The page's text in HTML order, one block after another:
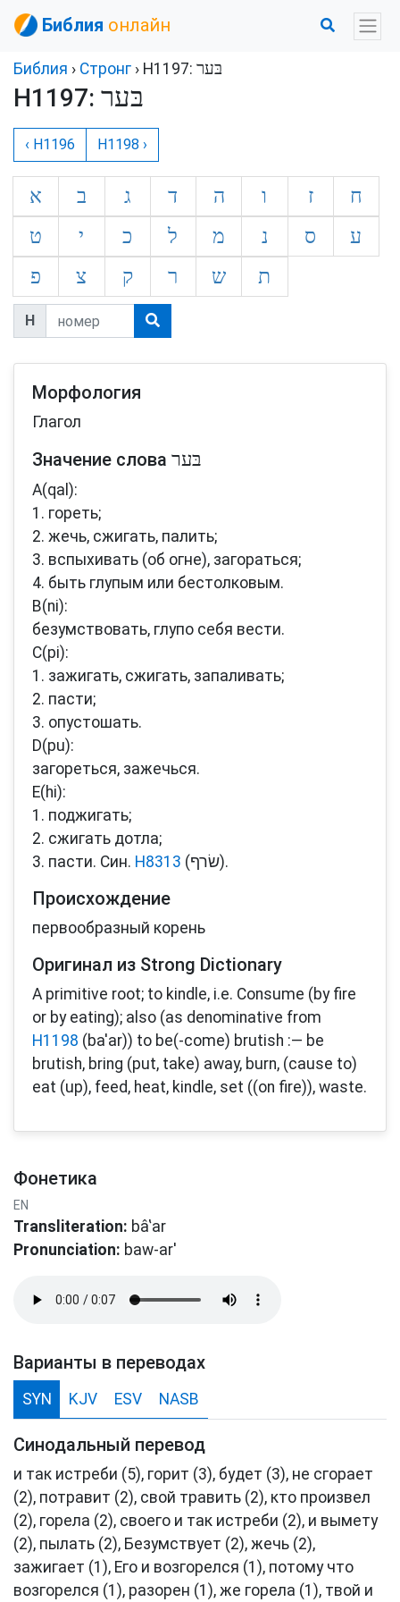
Библия онлайн
Библия › Стронг › H1197:
H1197:
‹ H1196 H1198 ›
א ב ג ד ה ו ז
ח
ט
י כ ל מ נ ס
ע
פ
צ ק ר ש ת
H
Морфология
Глагол
Значение слова
A(qal):
1. гореть;
2. жечь, сжигать, палить;
3. вспыхивать (об огне), загораться;
4. быть глупым или бестолковым.
B(ni):
безумствовать, глупо себя вести.
C(pi):
1. зажигать, сжигать, запаливать;
2. пасти;
3. опустошать.
D(pu):
загореться, зажечься.
E(hi):
1. поджигать;
2. сжигать дотла;
3. пасти. Син. H8313 (שׂרף‎).
Происхождение
первообразный корень
Оригинал из Strong Dictionary
A primitive root; to kindle, i.e. Consume (by fire
or by eating); also (as denominative from
H1198 (ba'ar)) to be(-come) brutish :— be
brutish, bring (put, take) away, burn, (cause to)
eat (up), feed, heat, kindle, set ((on fire)), waste.
Фонетика
EN
Transliteration: bâ‛ar
Pronunciation: baw-ar'
Варианты в переводах
SYN KJV ESV NASB
Синодальный перевод
и так истреби (5), горит (3), будет (3), не сгорает
(2), потравит (2), свой травить (2), кто произвел
(2), горела (2), своего и так истреби (2), и вымету
(2), пылать (2), Безумствует (2), жечь (2),
зажигает (1), Его и возгорелся (1), потому что
возгорелся (1), разорен (1), же горела (1), твой и